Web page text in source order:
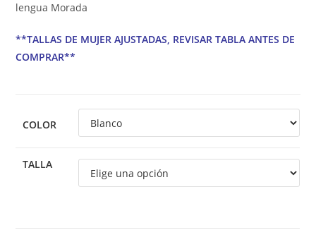
lengua Morada
**TALLAS DE MUJER AJUSTADAS, REVISAR TABLA ANTES DE
COMPRAR**
COLOR
TALLA